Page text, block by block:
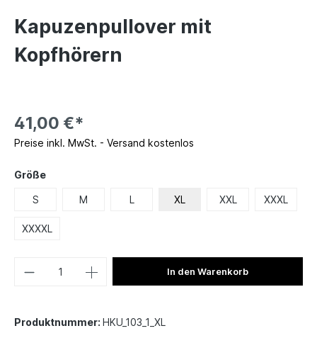
Kapuzenpullover mit
Kopfhörern
41,00 €*
Preise inkl. MwSt. - Versand kostenlos
Größe
S M L XL XXL XXXL
XXXXL
In den Warenkorb
Produktnummer: HKU_103_1_XL